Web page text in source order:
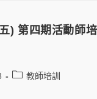
) 第四期活動師
教師培訓